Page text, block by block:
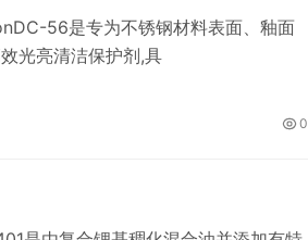
56是专为不锈钢材料表面、釉面
光亮清洁保护剂,具
0